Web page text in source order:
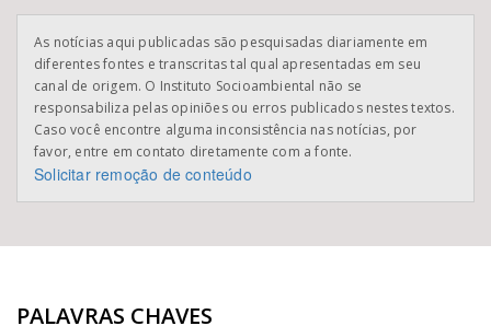
As notícias aqui publicadas são pesquisadas diariamente em
diferentes fontes e transcritas tal qual apresentadas em seu
canal de origem. O Instituto Socioambiental não se
responsabiliza pelas opiniões ou erros publicados nestes textos.
Caso você encontre alguma inconsistência nas notícias, por
favor, entre em contato diretamente com a fonte.
Solicitar remoção de conteúdo
PALAVRAS CHAVES